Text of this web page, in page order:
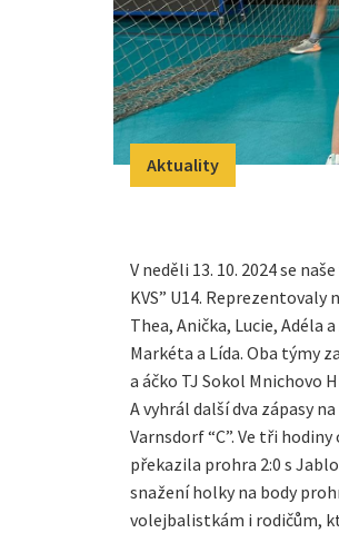
Aktuality
V neděli 13. 10. 2024 se
KVS” U14. Reprezentovaly
Thea, Anička, Lucie, Adéla
Markéta a Lída. Oba týmy
a áčko TJ Sokol Mnichovo
A vyhrál další dva zápasy
Varnsdorf “C”. Ve tři
překazila prohra 2:0 s
snažení holky na body
volejbalistkám i rodičům,